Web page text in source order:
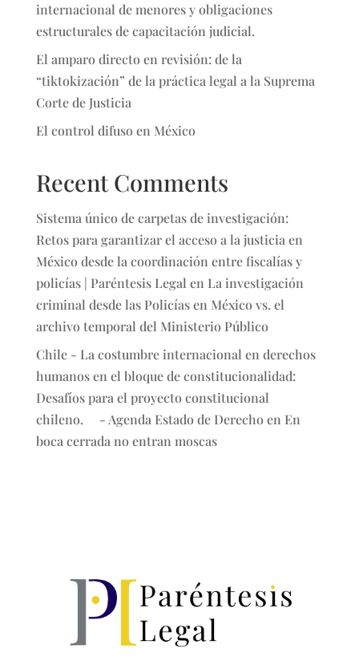
internacional de menores y obligaciones
estructurales de capacitación judicial.
El amparo directo en revisión: de la
“tiktokización” de la práctica legal a la Suprema
Corte de Justicia
El control difuso en México
Recent Comments
Sistema único de carpetas de investigación:
Retos para garantizar el acceso a la justicia en
México desde la coordinación entre fiscalías y
policías | Paréntesis Legal en La investigación
criminal desde las Policías en México vs. el
archivo temporal del Ministerio Público
Chile - La costumbre internacional en derechos
humanos en el bloque de constitucionalidad:
Desafíos para el proyecto constitucional
chileno. - Agenda Estado de Derecho en En
boca cerrada no entran moscas